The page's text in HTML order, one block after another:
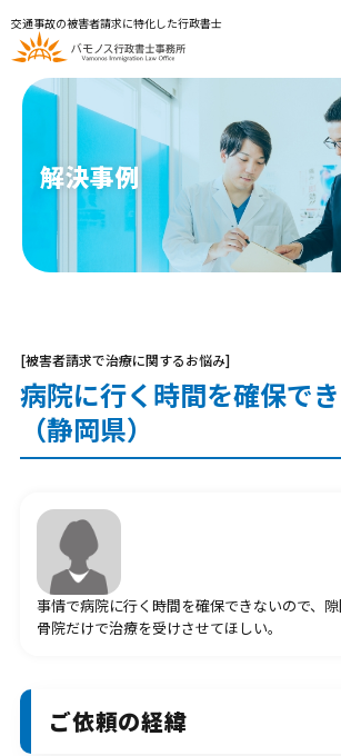
交通事故の被害者請求に特化した行政書士
解決事例
[被害者請求で治療に関するお悩み]
病院に行く時間を確保で
（静岡県）
事情で病院に行く時間を確保できないので、
骨院だけで治療を受けさせてほしい。
ご依頼の経緯
メインメニュー
トップページ
代表プロフィール
サービス案内
解決事例
お役立ち記事
お知らせ
お問合せ
プライバシーポリシー
何かご質問やご相談がございましたら
せください。
事故後早めのご相談をお勧めし
070-9066-